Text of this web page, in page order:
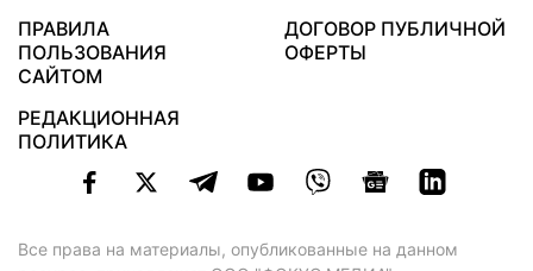
ПРАВИЛА
ПОЛЬЗОВАНИЯ
САЙТОМ
ДОГОВОР ПУБЛИЧНОЙ
ОФЕРТЫ
РЕДАКЦИОННАЯ
ПОЛИТИКА
Все права на материалы, опубликованные на данном